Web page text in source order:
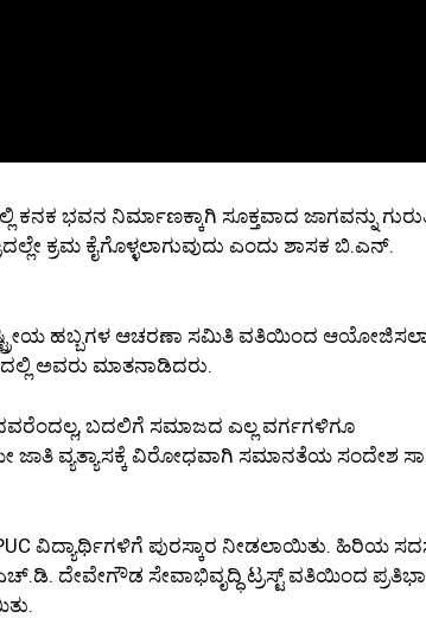
ಕನಕ ಭವನ ನಿರ್ಮಾಣಕ್ಕಾಗಿ ಸೂಕ್ತವಾದ ಜಾಗವನ್ನು
ಕ್ರಮ ಕೈಗೊಳ್ಳಲಾಗುವುದು ಎಂದು ಶಾಸಕ ಬಿ.ಎನ್.
ಹಬ್ಬಗಳ ಆಚರಣಾ ಸಮಿತಿ ವತಿಯಿಂದ
ಅವರು ಮಾತನಾಡಿದರು.
ಬದಲಿಗೆ ಸಮಾಜದ ಎಲ್ಲ ವರ್ಗಗಳಿಗೂ
ಜಾತಿ ವ್ಯತ್ಯಾಸಕ್ಕೆ ವಿರೋಧವಾಗಿ ಸಮಾನತೆಯ ಸಂದೇಶ
ವಿದ್ಯಾರ್ಥಿಗಳಿಗೆ ಪುರಸ್ಕಾರ ನೀಡಲಾಯಿತು. ಹಿರಿಯ
ದೇವೇಗೌಡ ಸೇವಾಭಿವೃದ್ಧಿ ಟ್ರಸ್ಟ್ ವತಿಯಿಂದ